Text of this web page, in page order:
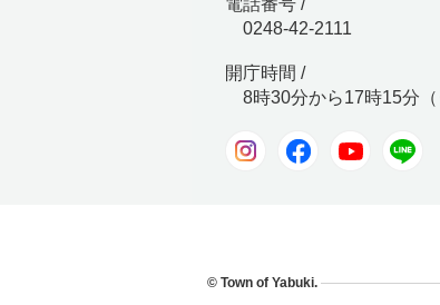
電話番号 /
0248-42-2111
開庁時間 /
8時30分から17時15分
InstagramFacebookYoutube
© Town of Yabuki.